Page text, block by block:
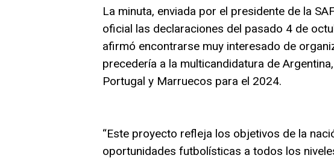
La minuta, enviada por el presidente de la
oficial las declaraciones del pasado 4 de
afirmó encontrarse muy interesado de
precedería a la multicandidatura de
Portugal y Marruecos para el 2024.
“Este proyecto refleja los objetivos de la
oportunidades futbolísticas a todos los